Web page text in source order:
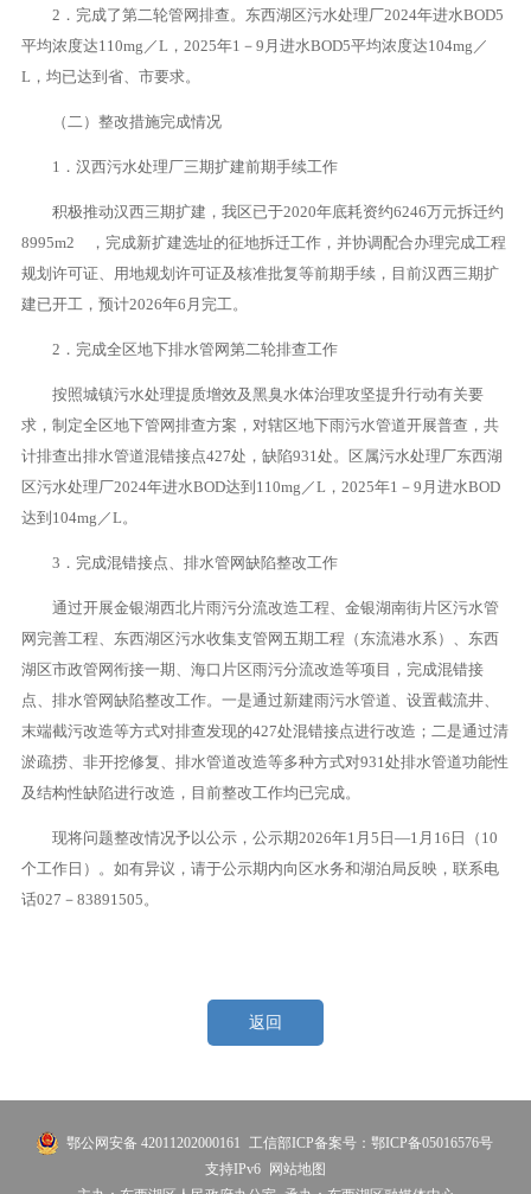
2．完成了第二轮管网排查。东西湖区污水处理厂2024年进水BOD5
平均浓度达110mg／L，2025年1－9月进水BOD5平均浓度达104mg／
L，均已达到省、市要求。
（二）整改措施完成情况
1．汉西污水处理厂三期扩建前期手续工作
积极推动汉西三期扩建，我区已于2020年底耗资约6246万元拆迁约
8995m2 ，完成新扩建选址的征地拆迁工作，并协调配合办理完成工程
规划许可证、用地规划许可证及核准批复等前期手续，目前汉西三期扩
建已开工，预计2026年6月完工。
2．完成全区地下排水管网第二轮排查工作
按照城镇污水处理提质增效及黑臭水体治理攻坚提升行动有关要
求，制定全区地下管网排查方案，对辖区地下雨污水管道开展普查，共
计排查出排水管道混错接点427处，缺陷931处。区属污水处理厂东西湖
区污水处理厂2024年进水BOD达到110mg／L，2025年1－9月进水BOD
达到104mg／L。
3．完成混错接点、排水管网缺陷整改工作
通过开展金银湖西北片雨污分流改造工程、金银湖南街片区污水管
网完善工程、东西湖区污水收集支管网五期工程（东流港水系）、东西
湖区市政管网衔接一期、海口片区雨污分流改造等项目，完成混错接
点、排水管网缺陷整改工作。一是通过新建雨污水管道、设置截流井、
末端截污改造等方式对排查发现的427处混错接点进行改造；二是通过清
淤疏捞、非开挖修复、排水管道改造等多种方式对931处排水管道功能性
及结构性缺陷进行改造，目前整改工作均已完成。
现将问题整改情况予以公示，公示期2026年1月5日—1月16日（10
个工作日）。如有异议，请于公示期内向区水务和湖泊局反映，联系电
话027－83891505。
返回
鄂公网安备 42011202000161
工信部ICP备案号：鄂ICP备05016576号
支持IPv6 网站地图